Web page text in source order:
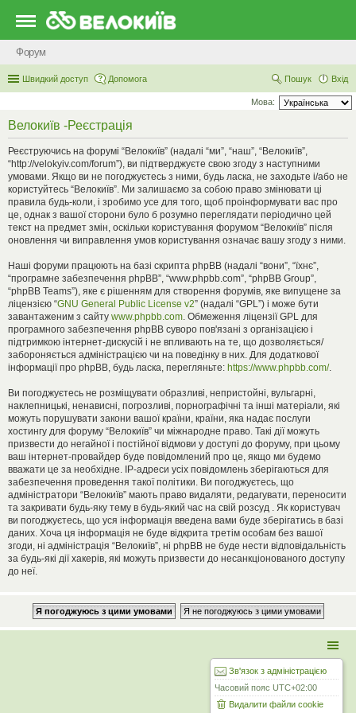
Форум
Швидкий доступ Допомога Вхід
Пошук
Мова:
Велокиїв -Реєстрація
Реєструючись на форумі “Велокиїв” (надалі “ми”, “наш”, “Велокиїв”,
“http://velokyiv.com/forum”), ви підтверджуєте свою згоду з наступними
умовами. Якщо ви не погоджуєтесь з ними, будь ласка, не заходьте і/або не
користуйтесь “Велокиїв”. Ми залишаємо за собою право змінювати ці
правила будь-коли, і зробимо усе для того, щоб проінформувати вас про
це, однак з вашої сторони було б розумно переглядати періодично цей
текст на предмет змін, оскільки користування форумом “Велокиїв” після
оновлення чи виправлення умов користування означає вашу згоду з ними.
Наші форуми працюють на базі скрипта phpBB (надалі “вони”, “їхнє”,
“програмне забезпечення phpBB”, “www.phpbb.com”, “phpBB Group”,
“phpBB Teams”), яке є рішенням для створення форумів, яке випущене за
ліцензією “GNU General Public License v2” (надалі “GPL”) і може бути
завантаженим з сайту www.phpbb.com. Обмеження ліцензії GPL для
програмного забезпечення phpBB суворо пов'язані з організацією і
підтримкою інтернет-дискусій і не впливають на те, що дозволяється/
забороняється адміністрацією чи на поведінку в них. Для додаткової
інформації про phpBB, будь ласка, перегляньте: https://www.phpbb.com/.
Ви погоджуєтесь не розміщувати образливі, непристойні, вульгарні,
наклепницькі, ненависні, погрозливі, порнографічні та інші матеріали, які
можуть порушувати закони вашої країни, країни, яка надає послуги
хостингу для форуму “Велокиїв” чи міжнародне право. Такі дії можуть
призвести до негайної і постійної відмови у доступі до форуму, при цьому
ваш інтернет-провайдер буде повідомлений про це, якщо ми будемо
вважати це за необхідне. IP-адреси усіх повідомлень зберігаються для
забезпечення проведення такої політики. Ви погоджуєтесь, що
адміністратори “Велокиїв” мають право видаляти, редагувати, переносити
та закривати будь-яку тему в будь-який час на свій розсуд . Як користувач
ви погоджуєтесь, що уся інформація введена вами буде зберігатись в базі
даних. Хоча ця інформація не буде відкрита третім особам без вашої
згоди, ні адміністрація “Велокиїв”, ні phpBB не буде нести відповідальність
за будь-які дії хакерів, які можуть призвести до несанкціонованого доступу
до неї.
Зв'язок з адміністрацією
Часовий пояс UTC+02:00
Видалити файли cookie